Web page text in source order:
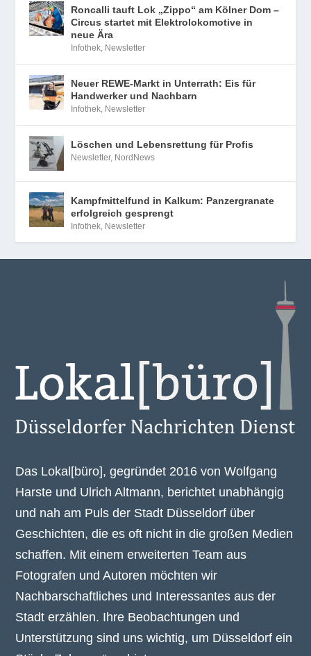
Roncalli tauft Lok „Zippo“ am Kölner Dom –
Circus startet mit Elektrolokomotive in
neue Ära
Infothek Newsletter
Neuer REWE-Markt in Unterrath: Eis für
Handwerker und Nachbarn
Infothek Newsletter
Löschen und Lebensrettung für Profis
Newsletter, NordNews
Kampfmittelfund in Kalkum: Panzergranate
erfolgreich gesprengt
Infothek Newsletter
Das Lokal[büro], gegründet 2016 von Wolfgang
Harste und Ulrich Altmann, berichtet unabhängig
und nah am Puls der Stadt Düsseldorf über
Geschichten, die es oft nicht in die großen Medien
schaffen. Mit einem erweiterten Team aus
Fotografen und Autoren möchten wir
Nachbarschaftliches und Interessantes aus der
Stadt erzählen. Ihre Beobachtungen und
Unterstützung sind uns wichtig, um Düsseldorf ein